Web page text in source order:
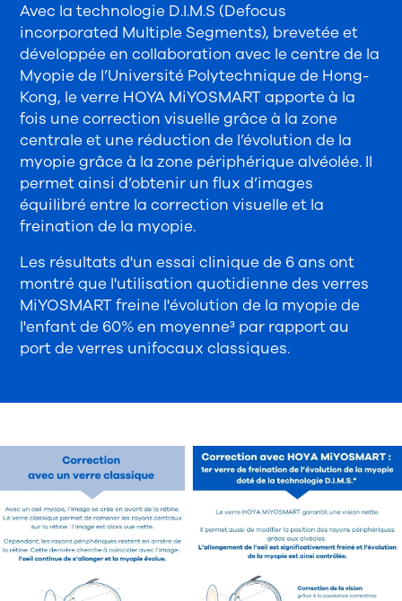
Avec la technologie D.I.M.S (Defocus
incorporated Multiple Segments), brevetée et
développée en collaboration avec le centre de la
Myopie de l’Université Polytechnique de Hong-
Kong, le verre HOYA MiYOSMART apporte à la
fois une correction visuelle grâce à la zone
centrale et une réduction de l’évolution de la
myopie grâce à la zone périphérique alvéolée. Il
permet ainsi d’obtenir un flux d’images
équilibré entre la correction visuelle et la
freination de la myopie.
Les résultats d'un essai clinique de 6 ans ont
montré que l'utilisation quotidienne des verres
MiYOSMART freine l'évolution de la myopie de
l'enfant de 60% en moyenne³ par rapport au
port de verres unifocaux classiques.